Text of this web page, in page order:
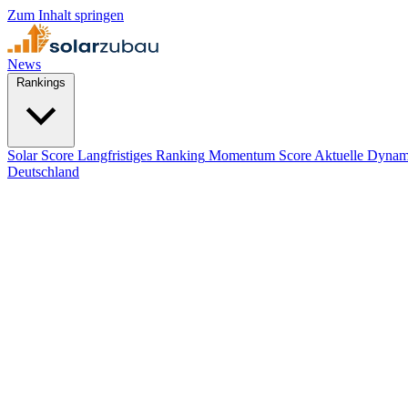
Zum Inhalt springen
News
Solar Score Langfristiges Ranking Momentum Score Aktuelle
Deutschland